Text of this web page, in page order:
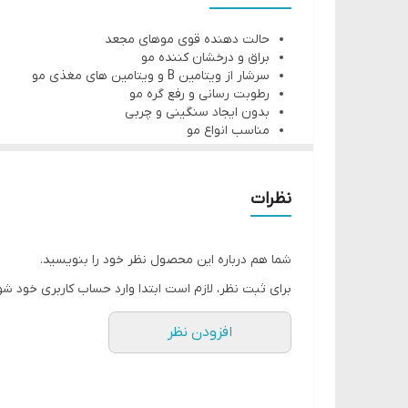
حالت دهنده قوی موهای مجعد
براق و درخشان کننده مو
سرشار از ویتامین B و ویتامین های مغذی مو
رطوبت رسانی و رفع گره مو
بدون ایجاد سنگینی و چربی
مناسب انواع مو
نظرات
شما هم درباره این محصول نظر خود را بنویسید.
برای ثبت نظر، لازم است ابتدا وارد حساب کاربری خود
افزودن نظر